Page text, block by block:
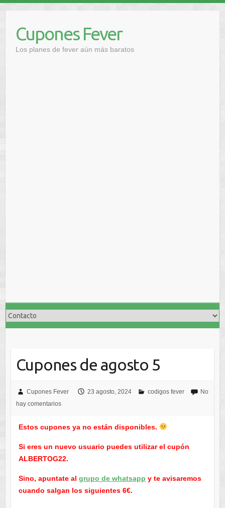
contenidoCupones Fever
Los planes de fever aún más baratos
Cupones de agosto 5
Cupones Fever 23 agosto, 2024 codigos fever
No
hay comentarios
Estos cupones ya no están disponibles.
Si eres un nuevo usuario puedes utilizar el cupón
ALBERTOG22.
Sino, apuntate al grupo de whatsapp y te avisaremos
cuando salgan los siguientes 6€.